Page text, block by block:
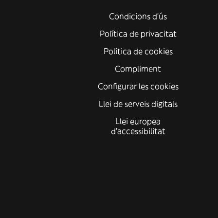
Condicions d'ús
Política de privacitat
Política de cookies
Compliment
Configurar les cookies
Llei de serveis digitals
Llei europea
d'accessibilitat